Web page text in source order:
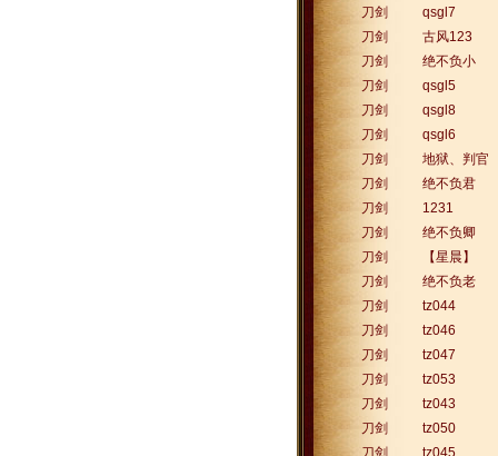
刀剑
qsgl7
刀剑
古风123
刀剑
绝不负小
刀剑
qsgl5
刀剑
qsgl8
刀剑
qsgl6
刀剑
地狱、判官
刀剑
绝不负君
刀剑
1231
刀剑
绝不负卿
刀剑
【星晨】
刀剑
绝不负老
刀剑
tz044
刀剑
tz046
刀剑
tz047
刀剑
tz053
刀剑
tz043
刀剑
tz050
刀剑
tz045